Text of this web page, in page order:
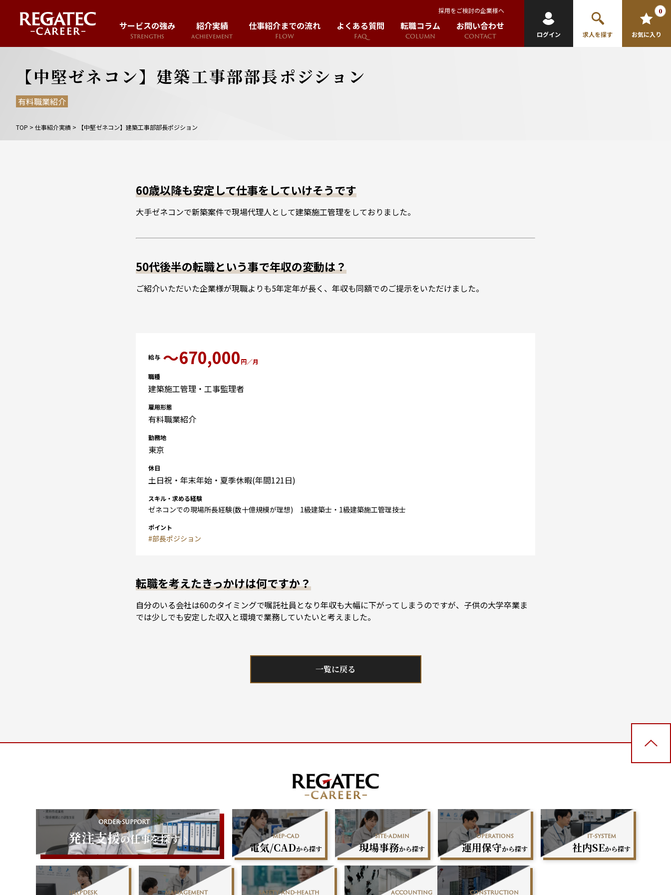
採用をご検討の企業様へ
サービスの強み
Strengths
紹介実績
achievement
仕事紹介までの流れ
FLOW
よくある質問
FAQ
転職コラム
COLUMN
お問い合わせ
CONTACT ログイン 求人を探す お気に入り
0
【中堅ゼネコン】建築工事部部長ポジション
有料職業紹介
TOP > 仕事紹介実績 > 【中堅ゼネコン】建築工事部部長ポジション
60歳以降も安定して仕事をしていけそうです
大手ゼネコンで新築案件で現場代理人として建築施工管理をしておりました。
50代後半の転職という事で年収の変動は？
ご紹介いただいた企業様が現職よりも5年定年が長く、年収も同額でのご提示をいただけました。
給与 〜670,000円／月
職種
建築施工管理・工事監理者
雇用形態
有料職業紹介
勤務地
東京
休日
土日祝・年末年始・夏季休暇(年間121日)
スキル・求める経験
ゼネコンでの現場所長経験(数十億規模が理想) 1級建築士・1級建築施工管理技士
ポイント
#部長ポジション
転職を考えたきっかけは何ですか？
自分のいる会社は60のタイミングで嘱託社員となり年収も大幅に下がってしまうのですが、子供の大学卒業ま
では少しでも安定した収入と環境で業務していたいと考えました。
一覧に戻る
order-support
発注支援の仕事を探す mep-cad
電気/CADから探す
site-admin
現場事務から探す
operations
運用保守から探す
it-system
社内SEから探す
helpdesk management safety-and-health accounting construction